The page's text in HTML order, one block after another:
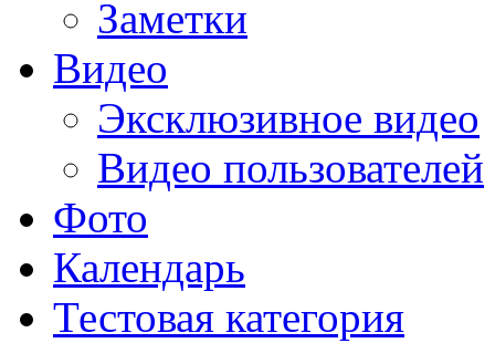
Заметки
Видео
Эксклюзивное видео
Видео пользователей
Фото
Календарь
Тестовая категория